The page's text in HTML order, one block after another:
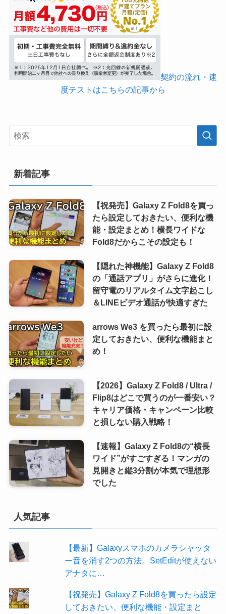
契約の流れ・速
度テストはこちらの記事から
新着記事
【祝発売】Galaxy Z Fold8を買っ
たら設定しておきたい、便利な機
能・設定まとめ！横長ワイドな
Fold8だからこその設定も！
【隠れた神機能】Galaxy Z Fold8
の「通話アプリ」がさらに進化！
留守電のリアルタイム文字起こし
＆LINEビデオ通話が快適すぎた
arrows We3 を買ったら最初に設
定しておきたい、便利な機能まと
め！
【2026】Galaxy Z Fold8 / Ultra /
Flip8はどこで買うのが一番安い？
キャリア価格・キャンペーン比較
と損しない購入戦略！
【速報】Galaxy Z Fold8の“横長
ワイド”がすごすぎる！マンガの
見開きと縦3分割が本気で理想形
でした
人気記事
【最新】Galaxyスマホのカメラシャッタ
ー音を消す2つの方法。SetEditが使えない
アナタに…
【祝発売】Galaxy Z Fold8を買ったら設定
しておきたい、便利な機能・設定まと